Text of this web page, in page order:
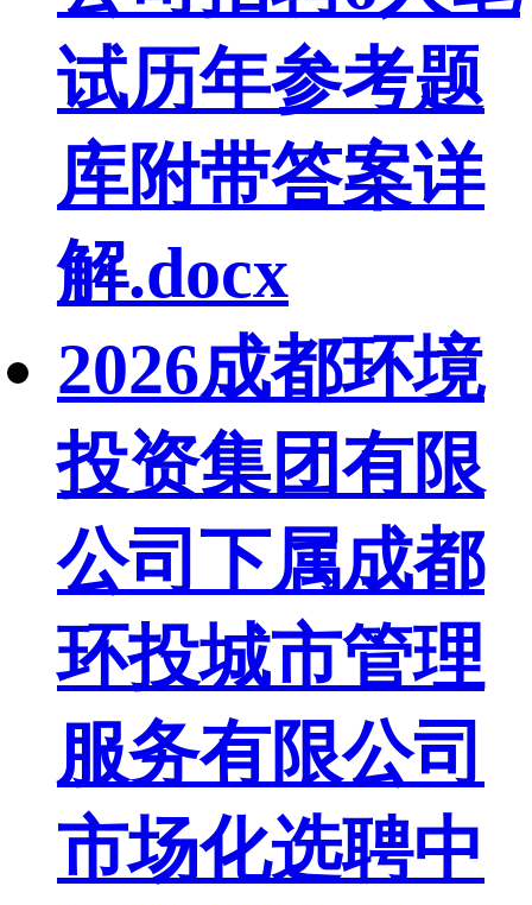
试历年参考题
库附带答案详
解.docx
2026成都环境
投资集团有限
公司下属成都
环投城市管理
服务有限公司
市场化选聘中